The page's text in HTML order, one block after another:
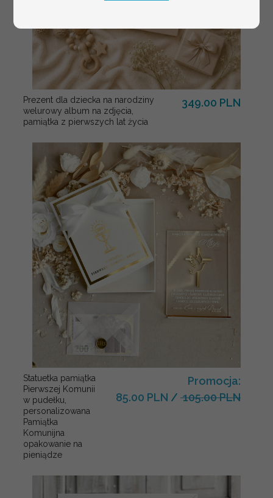
Prezent dla dziecka na narodziny
welurowy album na zdjęcia,
pamiątka z pierwszych lat życia
349.00 PLN
Statuetka pamiątka
Pierwszej Komunii
w pudełku,
personalizowana
Pamiątka
Komunijna
opakowanie na
pieniądze
Promocja:
85.00 PLN / 105.00 PLN